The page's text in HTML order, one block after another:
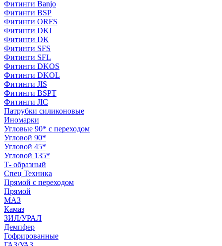
Фитинги Banjo
Фитинги BSP
Фитинги ORFS
Фитинги DKI
Фитинги DK
Фитинги SFS
Фитинги SFL
Фитинги DKOS
Фитинги DKOL
Фитинги JIS
Фитинги BSPT
Фитинги JIC
Патрубки силиконовые
Иномарки
Угловые 90* с переходом
Угловой 90*
Угловой 45*
Угловой 135*
Т- образный
Спец Техника
Прямой с переходом
Прямой
МАЗ
Камаз
ЗИЛ/УРАЛ
Демпфер
Гофрированные